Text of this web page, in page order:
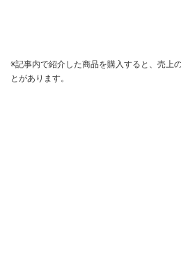
※記事内で紹介した商品を購入すると、売上
とがあります。